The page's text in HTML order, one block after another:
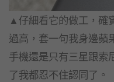
▲仔細看它的做工，確
過高，套一句我身邊蘋
手機還是只有三星跟索
了我都忍不住認同了。